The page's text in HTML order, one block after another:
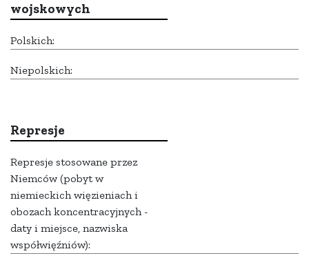
wojskowych
Polskich:
Niepolskich:
Represje
Represje stosowane przez
Niemców (pobyt w
niemieckich więzieniach i
obozach koncentracyjnych -
daty i miejsce, nazwiska
współwięźniów):